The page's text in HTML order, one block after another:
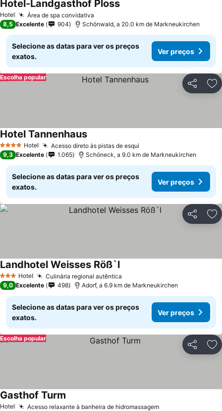
Hotel Área de spa convidativa
Hotel-Landgasthof Ploss
8,5 Excelente 904 Schönwald, a 20.0 km de Markneukirchen
Selecione as datas para ver os preços
exatos.
Ver preços
Partilhar
Escolha popular
4 EstrelasHotel Acesso direto às pistas de esqui
Hotel Tannenhaus
9,3 Excelente 1.065 Schöneck, a 9.0 km de Markneukirchen
Selecione as datas para ver os preços
exatos.
Ver preços
Partilhar
3 EstrelasHotel Culinária regional autêntica
Landhotel Weisses Röß`l
9,0 Excelente 498 Adorf, a 6.9 km de Markneukirchen
Selecione as datas para ver os preços
exatos.
Ver preços
Partilhar
Escolha popular
Hotel Acesso relaxante à banheira de hidromassagem
Gasthof Turm